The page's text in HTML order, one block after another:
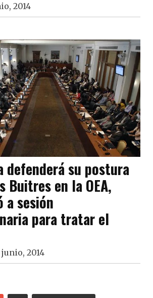
2014
defenderá su postura
Buitres en la OEA,
a sesión
para tratar el
2014